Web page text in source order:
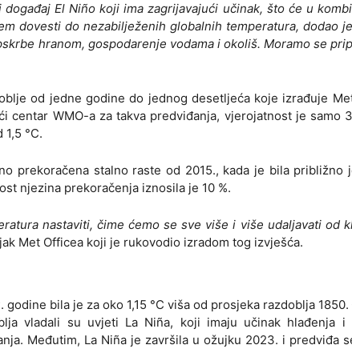
El Niño koji ima zagrijavajući učinak, što će u
dovesti do nezabilježenih globalnih temperatura, dodao
hranom, gospodarenje vodama i okoliš. Moramo se
od jedne godine do jednog desetljeća koje izrađuje
centar WMO-a za takva predviđanja, vjerojatnost je samo
°C.
prekoračena stalno raste od 2015., kada je bila približno
njezina prekoračenja iznosila je 10 %.
nastaviti, čime ćemo se sve više i više udaljavati od
Met Officea koji je rukovodio izradom tog izvješća.
bila je za oko 1,15 °C viša od prosjeka razdoblja 1850.
vladali su uvjeti La Niña, koji imaju učinak hlađenja i
Međutim, La Niña je završila u ožujku 2023. i predviđa